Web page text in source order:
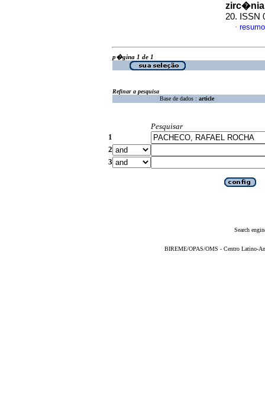
zirc�nia
20. ISSN
·
p�gina 1 de 1
Refinar a pesquisa
Base de dados : article
Pesquisar
1
2
3
Search
BIREME/OPAS/OMS - Centro Latino-